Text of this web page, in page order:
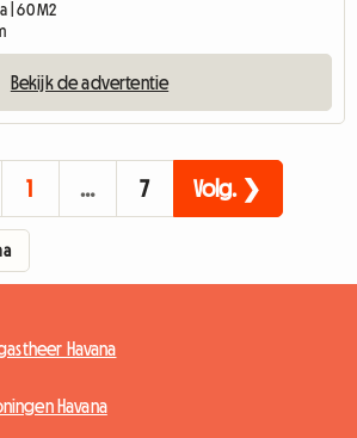
| 60 M2
Bekijk de advertentie
1 … 7 Volg. ❯
Havana
Havana